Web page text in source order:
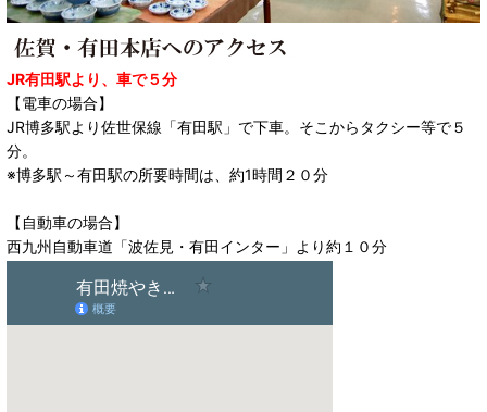
JR有田駅より、車で５分
【電車の場合】
JR博多駅より佐世保線「有田駅」で下車。そこからタクシー等で５
分。
※博多駅～有田駅の所要時間は、約1時間２０分
【自動車の場合】
西九州自動車道「波佐見・有田インター」より約１０分